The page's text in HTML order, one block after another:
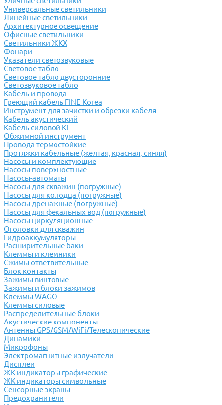
Универсальные светильники
Линейные светильники
Архитектурное освещение
Офисные светильники
Светильники ЖКХ
Фонари
Указатели светозвуковые
Световое табло
Световое табло двусторонние
Светозвуковое табло
Кабель и провода
Греющий кабель FINE Korea
Инструмент для зачистки и обрезки кабеля
Кабель акустический
Кабель силовой КГ
Обжимной инструмент
Провода термостойкие
Протяжки кабельные (желтая, красная, синяя)
Насосы и комплектующие
Насосы поверхностные
Насосы-автоматы
Насосы для скважин (погружные)
Насосы для колодца (погружные)
Насосы дренажные (погружные)
Насосы для фекальных вод (погружные)
Насосы циркуляционные
Оголовки для скважин
Гидроаккумуляторы
Расширительные баки
Клеммы и клемники
Cжимы ответвительные
Блок контакты
Зажимы винтовые
Зажимы и блоки зажимов
Клеммы WAGO
Клеммы силовые
Распределительные блоки
Акустические компоненты
Антенны GPS/GSM/WiFi/Телескопические
Динамики
Микрофоны
Электромагнитные излучатели
Дисплеи
ЖК индикаторы графические
ЖК индикаторы символьные
Сенсорные экраны
Предохранители